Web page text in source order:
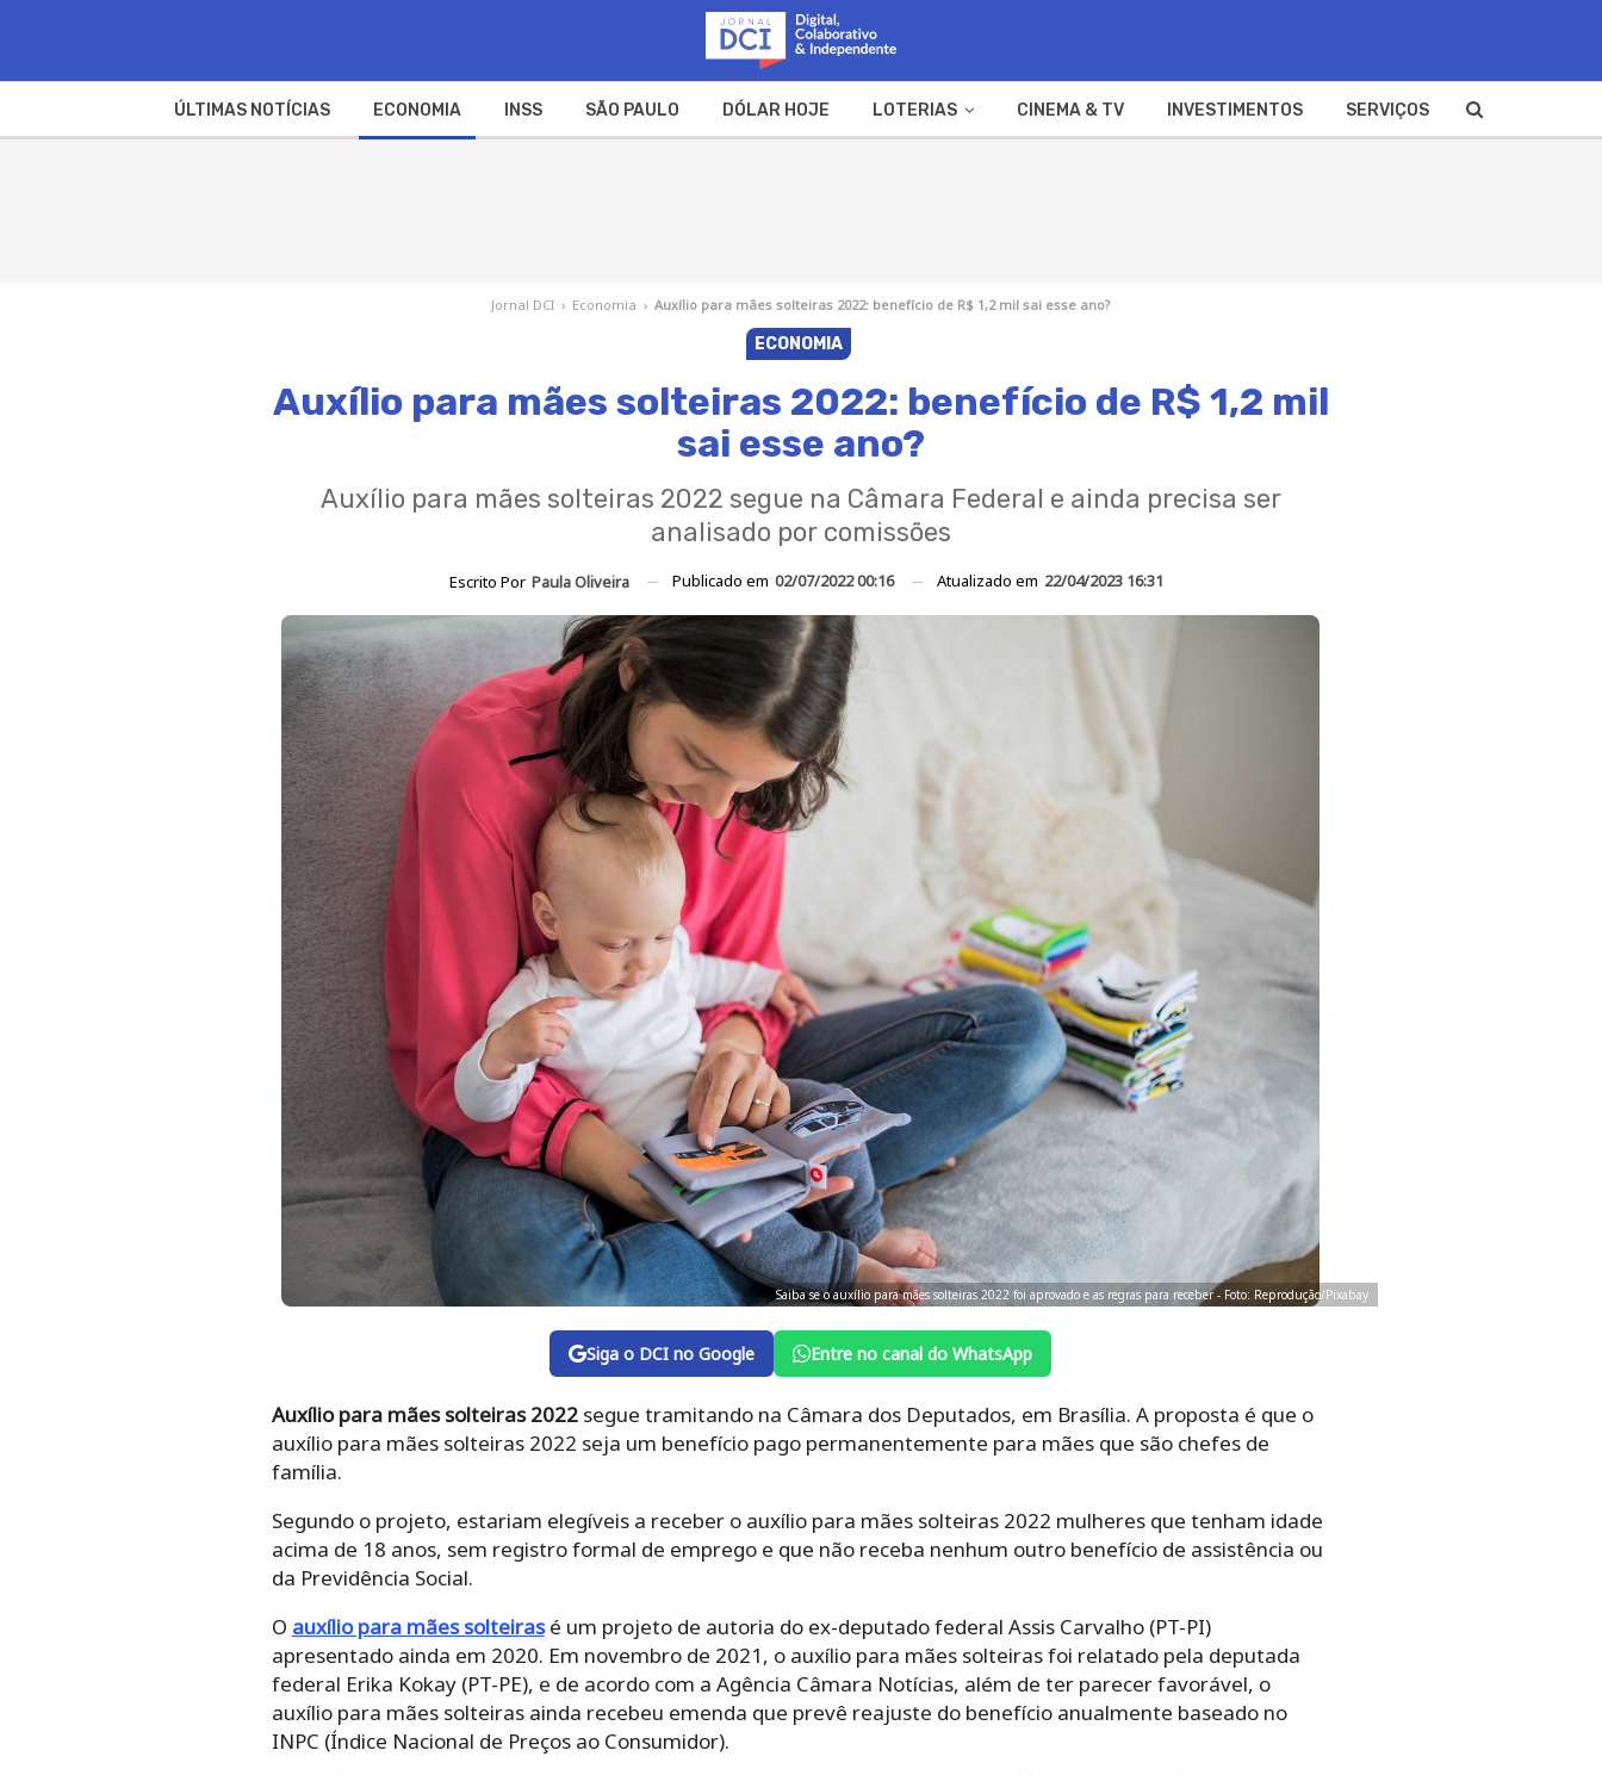
ÚLTIMAS NOTÍCIAS ECONOMIA INSS SÃO PAULO DÓLAR HOJE LOTERIAS CINEMA & TV INVESTIMENTOS SERVIÇOS
Jornal DCI › Economia › Auxílio para mães solteiras 2022: benefício de R$ 1,2 mil sai esse ano?
ECONOMIA
Auxílio para mães solteiras 2022: benefício de R$ 1,2 mil
sai esse ano?
Auxílio para mães solteiras 2022 segue na Câmara Federal e ainda precisa ser
analisado por comissões
Escrito Por Paula Oliveira Publicado em 02/07/2022 00:16 Atualizado em 22/04/2023 16:31
Saiba se o auxílio para mães solteiras 2022 foi aprovado e as regras para receber - Foto: Reprodução/Pixabay
Siga o DCI no Google Entre no canal do WhatsApp
Auxílio para mães solteiras 2022segue tramitando na Câmara dos Deputados, em Brasília. A proposta é que o
auxílio para mães solteiras 2022 seja um benefício pago permanentemente para mães que são chefes de
família.
Segundo o projeto, estariam elegíveis a receber o auxílio para mães solteiras 2022 mulheres que tenham idade
acima de 18 anos, sem registro formal de emprego e que não receba nenhum outro benefício de assistência ou
da Previdência Social.
O auxílio para mães solteirasé um projeto de autoria do ex-deputado federal Assis Carvalho (PT-PI)
apresentado ainda em 2020. Em novembro de 2021, o auxílio para mães solteiras foi relatado pela deputada
federal Erika Kokay (PT-PE), e de acordo com a Agência Câmara Notícias, além de ter parecer favorável, o
auxílio para mães solteiras ainda recebeu emenda que prevê reajuste do benefício anualmente baseado no
INPC (Índice Nacional de Preços ao Consumidor).